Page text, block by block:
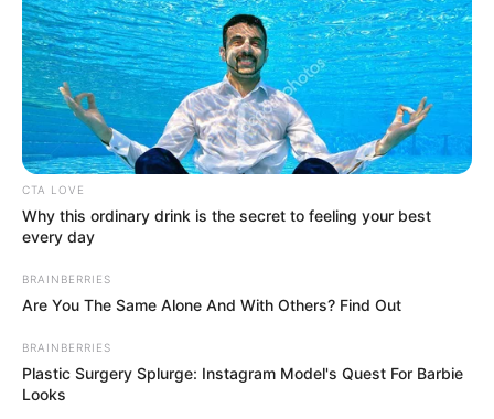
COMPARTIR
ALERTA BOGOTÁ EN GOOGLE NEWS
TEMAS RELACIONADOS
SALARIO MÍNIMO
TRABAJADORES EN COLOMBIA
JORNADA LABORAL
MANTÉNGASE EN ALERTA
CTA LOVE
Why this ordinary drink is the secret to feeling your best
every day
BRAINBERRIES
Are You The Same Alone And With Others? Find Out
BRAINBERRIES
Plastic Surgery Splurge: Instagram Model's Quest For Barbie
Looks